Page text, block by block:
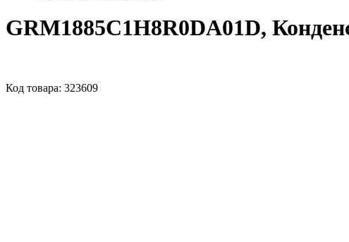
GRM1885C1H8R0DA01D,
Код товара: 323609